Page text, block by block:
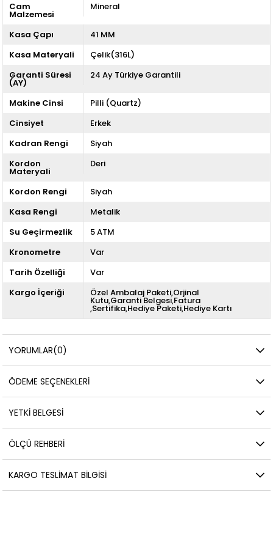
Cam
Malzemesi
Mineral
Kasa Çapı
41 MM
Kasa Materyali
Çelik(316L)
Garanti Süresi
(AY)
24 Ay Türkiye Garantili
Makine Cinsi
Pilli (Quartz)
Cinsiyet
Erkek
Kadran Rengi
Siyah
Kordon
Materyali
Deri
Kordon Rengi
Siyah
Kasa Rengi
Metalik
Su Geçirmezlik
5 ATM
Kronometre
Var
Tarih Özelliği
Var
Kargo İçeriği
Özel Ambalaj Paketi,Orjinal
Kutu,Garanti Belgesi,Fatura
,Sertifika,Hediye Paketi,Hediye Kartı
YORUMLAR(0)
ÖDEME SEÇENEKLERI
YETKİ BELGESİ
ÖLÇÜ REHBERI
KARGO TESLIMAT BILGISI